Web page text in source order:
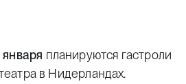
планируются гастроли
в Нидерландах.